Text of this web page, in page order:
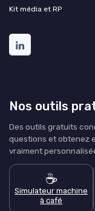
Kit média et RP
Nos outils
Des outils gratuits
questions et obtenez
vraiment
☕
Simulateur machine
à café